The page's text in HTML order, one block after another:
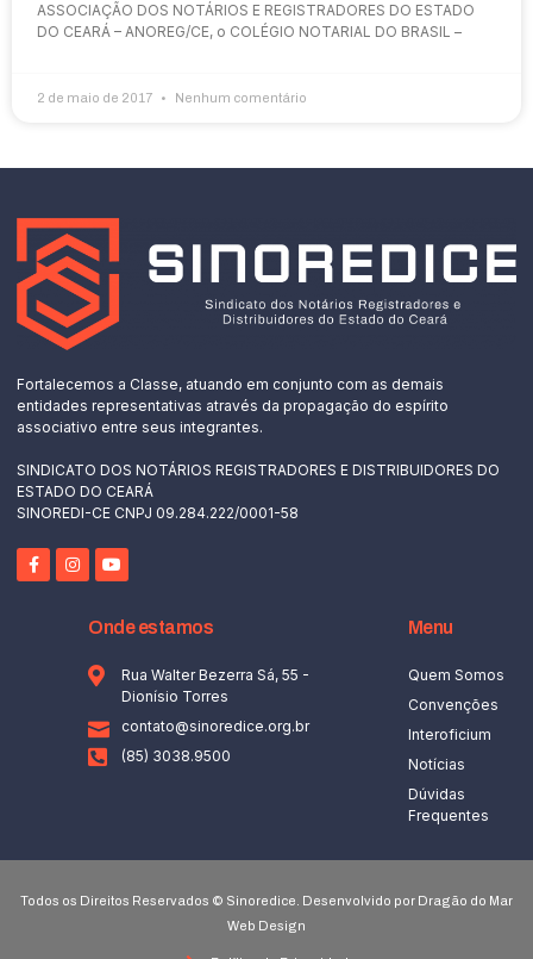
ASSOCIAÇÃO DOS NOTÁRIOS E REGISTRADORES DO ESTADO
DO CEARÁ – ANOREG/CE, o COLÉGIO NOTARIAL DO BRASIL –
2 de maio de 2017 Nenhum comentário
Fortalecemos a Classe, atuando em conjunto com as demais
entidades representativas através da propagação do espírito
associativo entre seus integrantes.
SINDICATO DOS NOTÁRIOS REGISTRADORES E DISTRIBUIDORES DO
ESTADO DO CEARÁ
SINOREDI-CE CNPJ 09.284.222/0001-58
Onde estamos
Rua Walter Bezerra Sá, 55 -
Dionísio Torres
contato@sinoredice.org.br
(85) 3038.9500
Menu
Quem Somos
Convenções
Interoficium
Notícias
Dúvidas
Frequentes
Todos os Direitos Reservados © Sinoredice. Desenvolvido por Dragão do Mar
Web Design